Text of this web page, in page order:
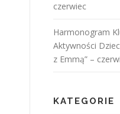
czerwiec
Harmonogram
Aktywności
z Emmą” –
KATEGORIE